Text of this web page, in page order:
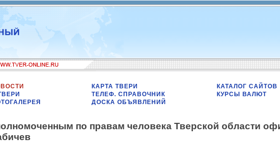
КАРТА ТВЕРИ
ТЕЛЕФ. СПРАВОЧНИК
ДОСКА ОБЪЯВЛЕНИЙ
КАТАЛОГ САЙТОВ
КУРСЫ ВАЛЮТ
по правам человека Тверской области